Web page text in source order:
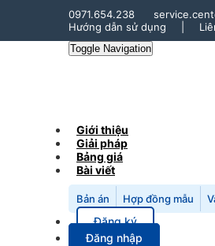
0971.654.238
Hướng dẫn sử dụng
Toggle Navigation
Giới thiệu
Giải pháp
Bảng giá
Bài viết
Bản án Hợp đồng mẫu
Đăng ký
Đăng nhập